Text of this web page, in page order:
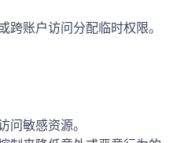
跨账户访问分配临时权限。
问敏感资源。